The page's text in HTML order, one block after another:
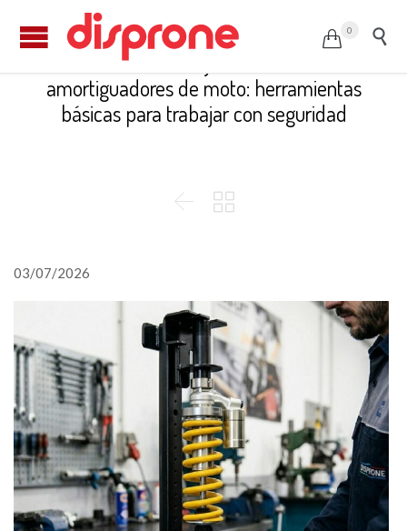
 0 
Mantenimiento y sustitución de
amortiguadores de moto: herramientas
básicas para trabajar con seguridad
 
03/07/2026